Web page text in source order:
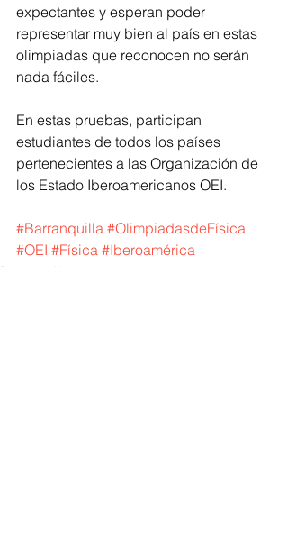
expectantes y esperan poder
representar muy bien al país en estas
olimpiadas que reconocen no serán
nada fáciles.
En estas pruebas, participan
estudiantes de todos los países
pertenecientes a las Organización de
los Estado Iberoamericanos OEI.
#Barranquilla #OlimpiadasdeFísica
#OEI #Física #Iberoamérica